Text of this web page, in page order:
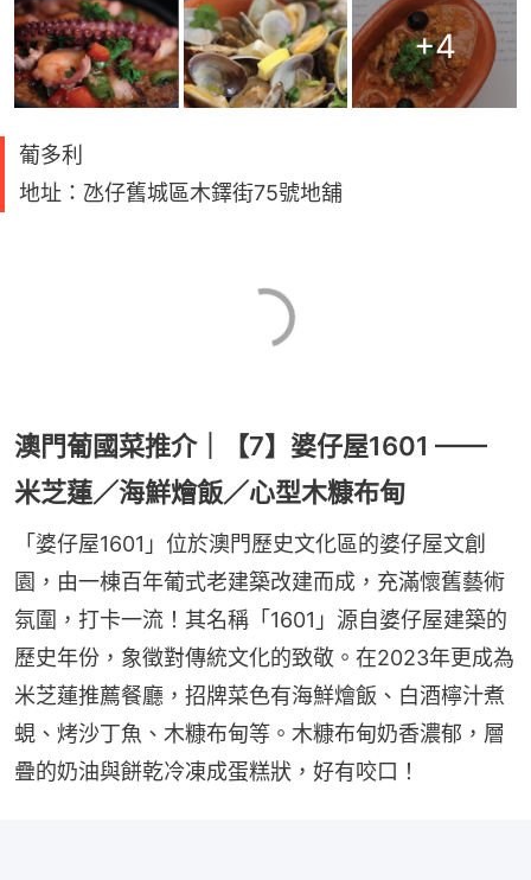
+4
葡多利
地址：氹仔舊城區木鐸街75號地舖
澳門葡國菜推介｜【7】婆仔屋1601 ——
米芝蓮／海鮮燴飯／心型木糠布甸
「婆仔屋1601」位於澳門歷史文化區的婆仔屋文創
園，由一棟百年葡式老建築改建而成，充滿懷舊藝術
氛圍，打卡一流！其名稱「1601」源自婆仔屋建築的
歷史年份，象徵對傳統文化的致敬。在2023年更成為
米芝蓮推薦餐廳，招牌菜色有海鮮燴飯、白酒檸汁煮
蜆、烤沙丁魚、木糠布甸等。木糠布甸奶香濃郁，層
疊的奶油與餅乾冷凍成蛋糕狀，好有咬口！